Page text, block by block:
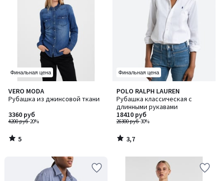
Финальная цена
VERO MODA
Рубашка из джинсовой ткани
4200 руб-20%
3360 руб
5
/
5
/
Финальная цена
POLO RALPH LAUREN
Рубашка классическая с
длинными рукавами
26300 руб-30%
18410 руб
3,7
/ 5
3,7
/